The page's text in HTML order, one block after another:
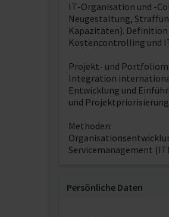
IT-Organisation und -
Neugestaltung,
Kapazitäten).
Kostencontrolling und
Projekt- und
Integration
Entwicklung und
und
Methoden:
Servicemanagement
Persönliche Daten